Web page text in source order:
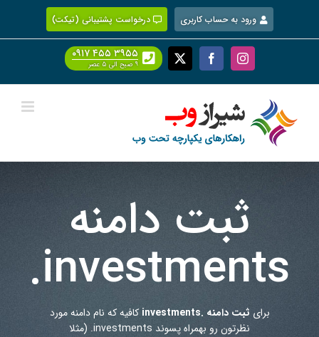
content
ورود به حساب کاربری درخواست پشتیبانی (تیکت)
Instagram
Facebook
X ۰۹۱۷ ۴۵۵ ۳۹۵۵
۹ صبح الی ۵ عصر
ثبت دامنه
.investments
برای ثبت دامنه .investments
کافیه که نام دامنه مورد
نظرتون رو بهمراه پسوند .investments (مثلا